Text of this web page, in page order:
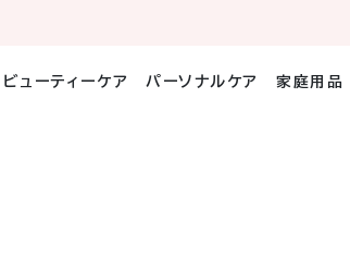
ビューティーケア パーソナルケア 家庭用品